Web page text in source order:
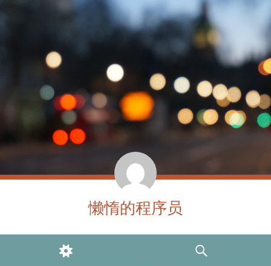
懒惰的程序员
WIDGETS
SEARCH